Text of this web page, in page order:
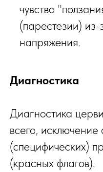
чувство
(парестезии)
напряжения.
Диагностика
Диагностика
всего,
(специфических)
(красных флагов).